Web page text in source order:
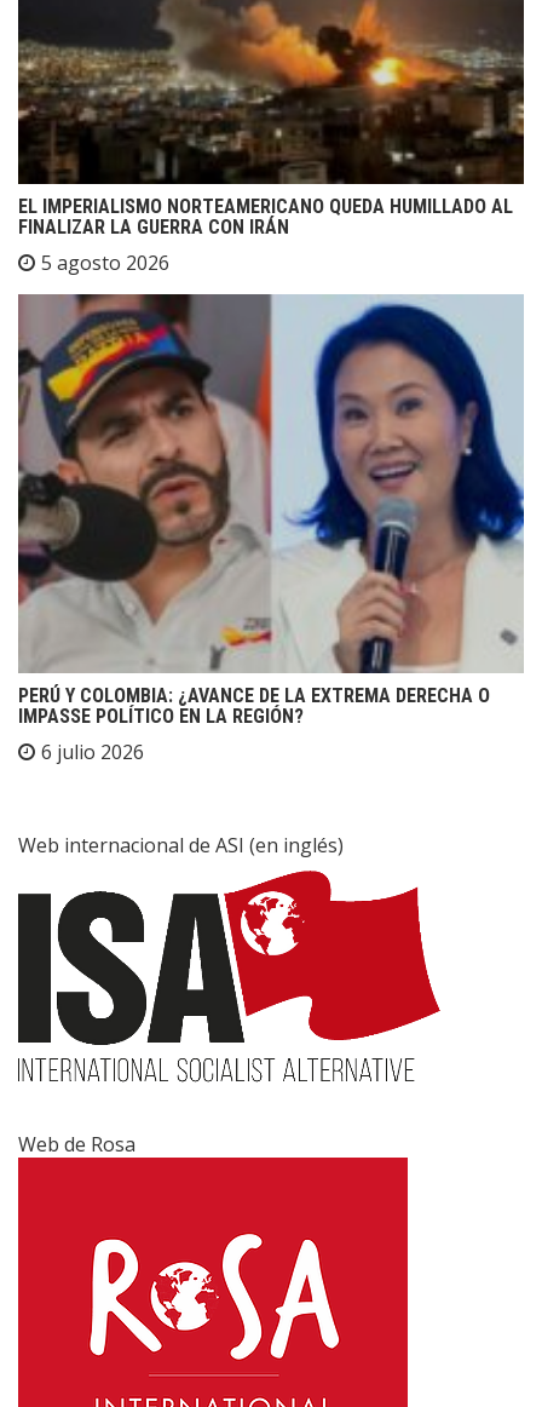
EL IMPERIALISMO NORTEAMERICANO QUEDA HUMILLADO AL
FINALIZAR LA GUERRA CON IRÁN
5 agosto 2026
PERÚ Y COLOMBIA: ¿AVANCE DE LA EXTREMA DERECHA O
IMPASSE POLÍTICO EN LA REGIÓN?
6 julio 2026
Web internacional de ASI (en inglés)
Web de Rosa